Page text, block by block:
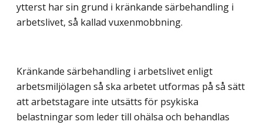
ytterst har sin grund i kränkande särbehandling i
arbetslivet, så kallad vuxenmobbning.
Kränkande särbehandling i arbetslivet enligt
arbetsmiljölagen så ska arbetet utformas på så sätt
att arbetstagare inte utsätts för psykiska
belastningar som leder till ohälsa och behandlas